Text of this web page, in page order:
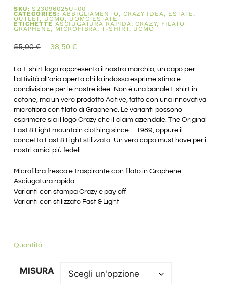
SKU:S23096025U-00
CATEGORIES: ABBIGLIAMENTO , CRAZY IDEA, ESTATE ,
OUTLET, UOMO , UOMO ESTATE
ETICHETTE ASCIUGATURA RAPIDA,CRAZY, FILATO
GRAPHENE , MICROFIBRA,T-SHIRT, UOMO
55,00€ 38,50 €
La T-shirt logo rappresenta il nostro marchio, un capo per
l’attività all’aria aperta chi lo indossa esprime stima e
condivisione per le nostre idee. Non è una banale t-shirt in
cotone, ma un vero prodotto Active, fatto con una innovativa
microfibra con filato di Graphene. Le varianti possono
esprimere sia il logo Crazy che il claim aziendale. The Original
Fast & Light mountain clothing since – 1989, oppure il
concetto Fast & Light stilizzato. Un vero capo must have per i
nostri amici più fedeli.
Microfibra fresca e traspirante con filato in Graphene
Asciugatura rapida
Varianti con stampa Crazy e pay off
Varianti con stilizzato Fast & Light
Quantità
MISURA